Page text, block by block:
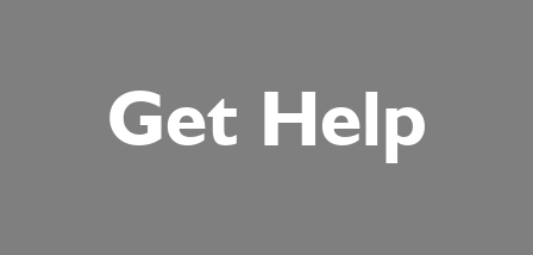
Get Help